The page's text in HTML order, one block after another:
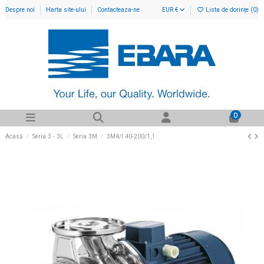
Despre noi Harta site-ului Contacteaza-ne EUR € Lista de dorințe (0)
0
Acasă Seria 3 - 3L Seria 3M 3M4/I 40-200/1,1